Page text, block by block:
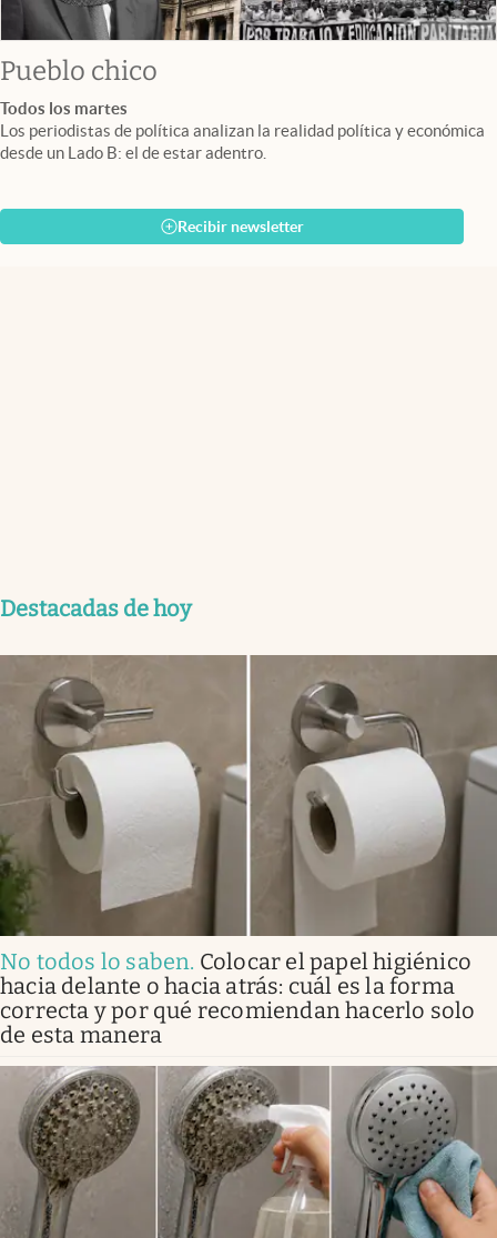
Pueblo chico
Todos los martes
Los periodistas de política analizan la realidad política y económica
desde un Lado B: el de estar adentro.
Recibir newsletter
Destacadas de hoy
No todos lo saben. Colocar el papel higiénico
hacia delante o hacia atrás: cuál es la forma
correcta y por qué recomiendan hacerlo solo
de esta manera